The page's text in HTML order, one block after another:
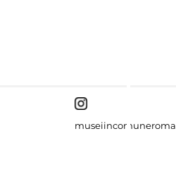
museiincomuneroma